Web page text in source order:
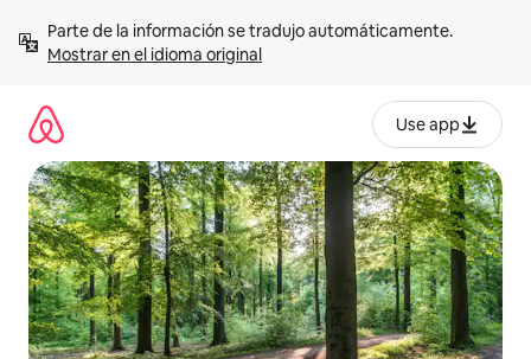
contenidoMostrar en el idioma original
Use app